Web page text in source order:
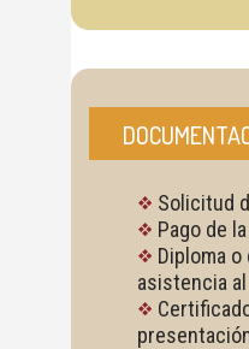
Solicitud
Pago de
Diploma
asistencia